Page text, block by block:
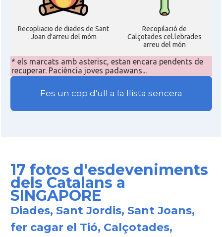
Recopliacio de diades de Sant
Joan d'arreu del móm
Recopilació de
Calçotades cel.lebrades
arreu del món
* els marcats amb asterisc, estan encara pendents de
recuperar. Paciència joves padawans...
Fes un cop d'ull a la llista sencera
17 fotos d'esdeveniments
dels Catalans a
SINGAPORE
Diades, Sant Jordis, Sant Joans,
fer cagar el Tió, Calçotades,